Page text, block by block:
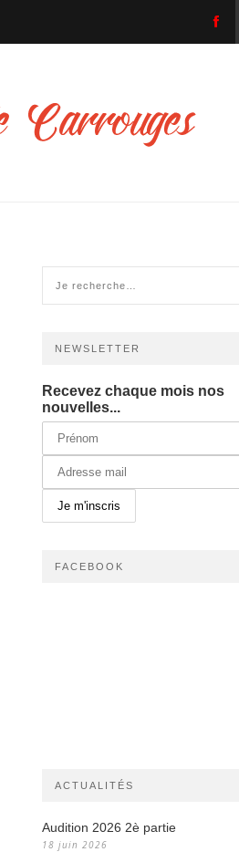
NEWSLETTER
Recevez chaque mois nos
nouvelles...
FACEBOOK
ACTUALITÉS
Audition 2026 2è partie
18 juin 2026